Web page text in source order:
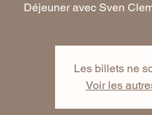
Déjeuner avec Sven
Les billets ne
Voir les